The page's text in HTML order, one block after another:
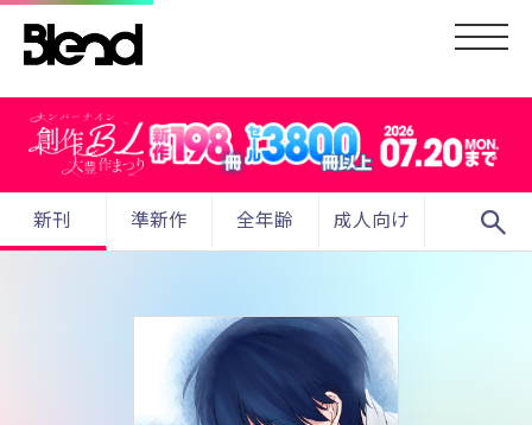
新刊 準新作 全年齢 成人向け search